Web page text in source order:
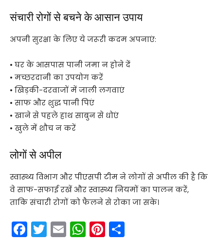
संचारी रोगों से बचने के आसान उपाय
अपनी सुरक्षा के लिए ये जरूरी कदम अपनाएं:
• घर के आसपास पानी जमा न होने दें
• मच्छरदानी का उपयोग करें
• खिड़की-दरवाजों में जाली लगवाएं
• साफ और शुद्ध पानी पिएं
• खाने से पहले हाथ साबुन से धोएं
• खुले में शौच न करें
लोगों से अपील
स्वास्थ्य विभाग और पीएसपी टीम ने लोगों से अपील की है कि
वे साफ-सफाई रखें और स्वास्थ्य नियमों का पालन करें,
ताकि संचारी रोगों को फैलने से रोका जा सके।
F T E W Pi